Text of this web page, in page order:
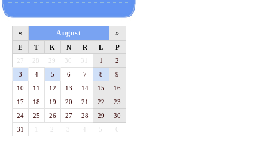
« August »
E T K N R L
P
27
28 29 30 31 1
2
3
4 5 6 7 8
9
10
11 12 13 14 15
16
17
18 19 20 21 22
23
24
25 26 27 28 29
30
31
1 3 4 5 6